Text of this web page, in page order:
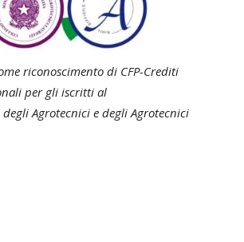
riconoscimento di CFP-Crediti
per gli iscritti al
Agrotecnici e degli Agrotecnici